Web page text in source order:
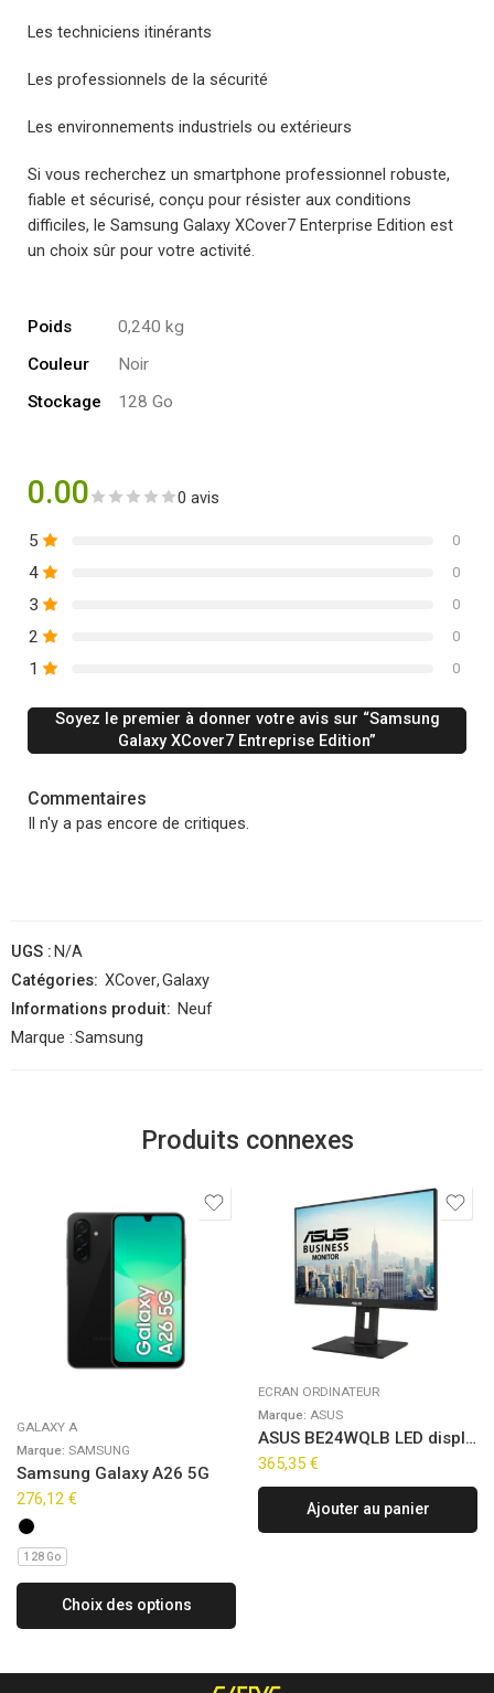
Les techniciens itinérants
Les professionnels de la sécurité
Les environnements industriels ou extérieurs
Si vous recherchez un smartphone professionnel robuste,
fiable et sécurisé, conçu pour résister aux conditions
difficiles, le Samsung Galaxy XCover7 Enterprise Edition est
un choix sûr pour votre activité.
Poids
0,240 kg
Couleur
Noir
Stockage
128 Go
0.00 0 avis
5 0
4 0
3 0
2 0
1 0
Soyez le premier à donner votre avis sur “Samsung
Galaxy XCover7 Entreprise Edition”
Commentaires
Il n'y a pas encore de critiques.
UGS : N/A
Catégories: XCover,Galaxy
Informations produit: Neuf
Marque :Samsung
Produits connexes
GALAXY A
Marque: SAMSUNG
Samsung Galaxy A26 5G
276,12 €
128 Go
Choix des options
ECRAN ORDINATEUR
Marque: ASUS
ASUS BE24WQLB LED display 61,2 cm (24.1″) 1920 x 1200 pixels WUXGA Noir
365,35 €
Ajouter au panier